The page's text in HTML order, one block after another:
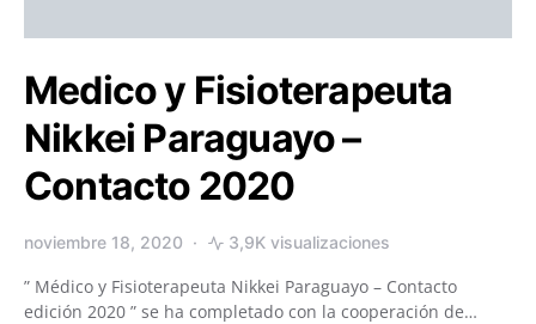
Medico y Fisioterapeuta
Nikkei Paraguayo –
Contacto 2020
noviembre 18, 2020 3,9K visualizaciones
” Médico y Fisioterapeuta Nikkei Paraguayo – Contacto
edición 2020 ” se ha completado con la cooperación de…